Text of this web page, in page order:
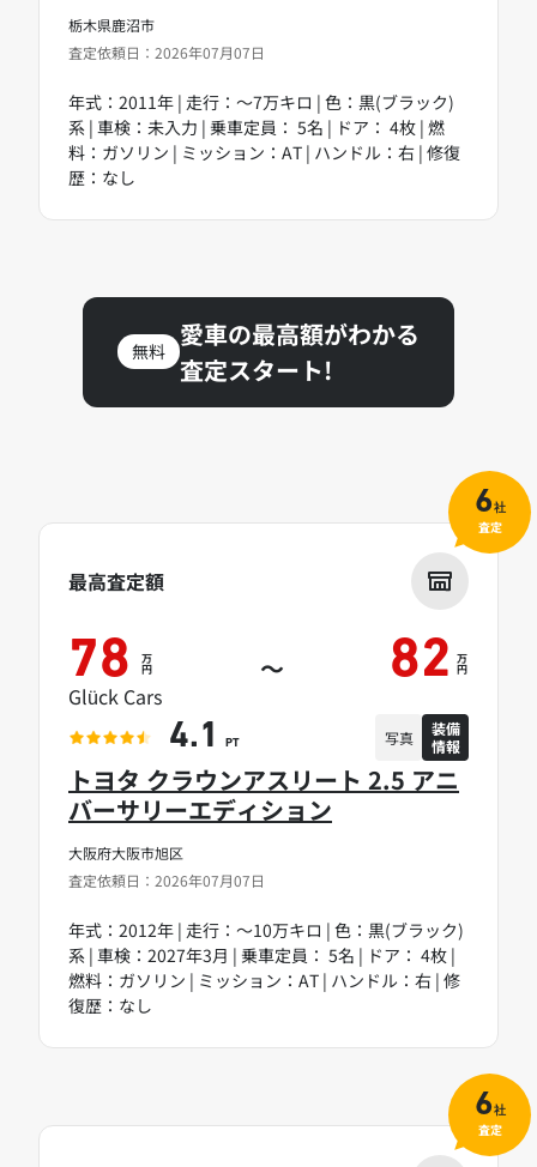
栃木県鹿沼市
査定依頼日：2026年07月07日
年式：2011年 | 走行：～7万キロ | 色：黒(ブラック)
系 | 車検：未入力 | 乗車定員： 5名 | ドア： 4枚 | 燃
料：ガソリン | ミッション：AT | ハンドル：右 | 修復
歴：なし
無料
愛車の最高額がわかる
査定スタート!
大阪府大阪市旭区
査定依頼日：2026年07月07日
トヨタ クラウンアスリート 2.5 アニ
バーサリーエディション
年式：2012年 | 走行：～10万キロ | 色：黒(ブラック)
系 | 車検：2027年3月 | 乗車定員： 5名 | ドア： 4枚 |
燃料：ガソリン | ミッション：AT | ハンドル：右 | 修
復歴：なし
最高査定額
78 万
円 ～ 82 万
円
Glück Cars
4.1 PT 写真
装備
情報
6社
査定
6社
査定